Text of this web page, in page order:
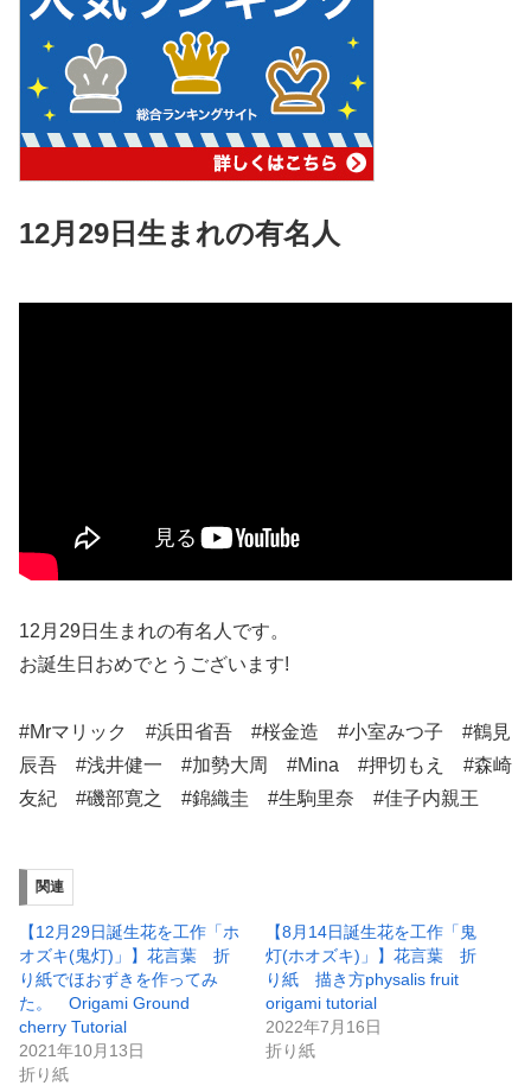
12月29日生まれの有名人
12月29日生まれの有名人です。
お誕生日おめでとうございます!
#Mrマリック #浜田省吾 #桜金造 #小室みつ子 #鶴見
辰吾 #浅井健一 #加勢大周 #Mina #押切もえ #森崎
友紀 #磯部寛之 #錦織圭 #生駒里奈 #佳子内親王
関連
【12月29日誕生花を工作「ホ
オズキ(鬼灯)」】花言葉 折
り紙でほおずきを作ってみ
た。 Origami Ground
cherry Tutorial
2021年10月13日
折り紙
【8月14日誕生花を工作「鬼
灯(ホオズキ)」】花言葉 折
り紙 描き方physalis fruit
origami tutorial
2022年7月16日
折り紙